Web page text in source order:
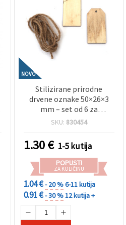
NOVO
Stilizirane prirodne
drvene oznake 50×26×3
mm – set od 6 za
označavanje, poklon-
SKU: 830454
1.30€ 1-5 kutija
POPUSTI
ZA KOLIČINU
1.04 €- 20 %6-11 kutija
0.91 €- 30 %12 kutija +